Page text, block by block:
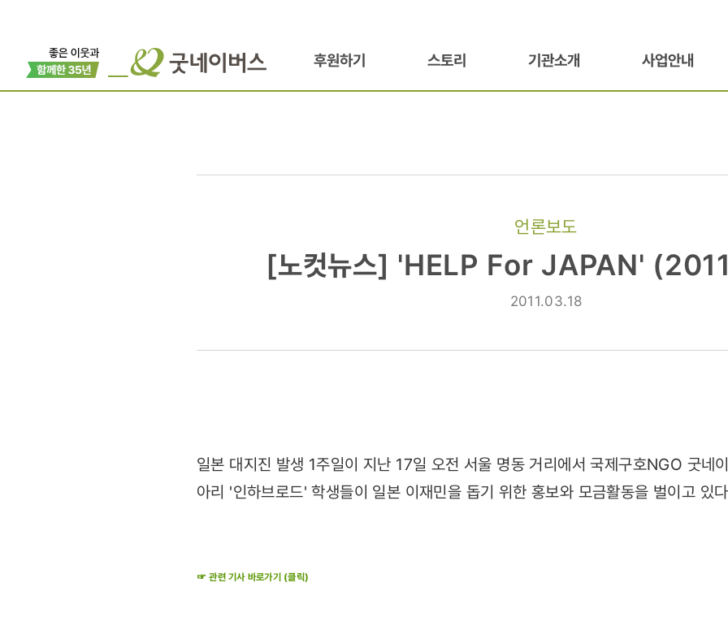
후원하기 스토리 기관소개 사업안내
언론보도
[노컷뉴스]
For
[노컷뉴스] 'HELP For JAPAN'
2011.03.18
일본 대지진 발생 1주일이 지난 17일 오전 서울 명동 거리에서 국제구호NGO 굿네
아리 '인하브로드' 학생들이 일본 이재민을 돕기 위한 홍보와 모금활동을 벌이고 있
☞ 관련 기사 바로가기 (클릭)